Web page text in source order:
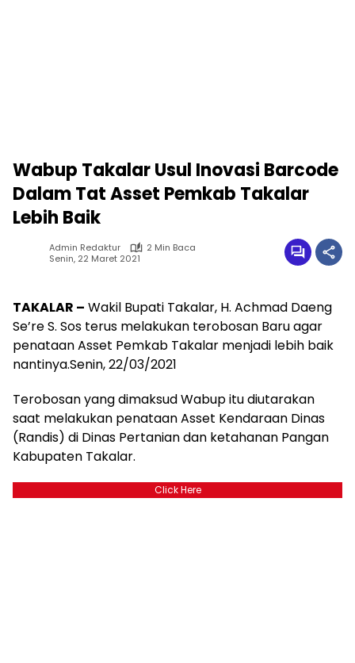
Wabup Takalar Usul Inovasi Barcode
Dalam Tat Asset Pemkab Takalar
Lebih Baik
Admin Redaktur
2 Min Baca
Senin, 22 Maret 2021
TAKALAR – Wakil Bupati Takalar, H. Achmad Daeng
Se’re S. Sos terus melakukan terobosan Baru agar
penataan Asset Pemkab Takalar menjadi lebih baik
nantinya.Senin, 22/03/2021
Terobosan yang dimaksud Wabup itu diutarakan
saat melakukan penataan Asset Kendaraan Dinas
(Randis) di Dinas Pertanian dan ketahanan Pangan
Kabupaten Takalar.
Click Here